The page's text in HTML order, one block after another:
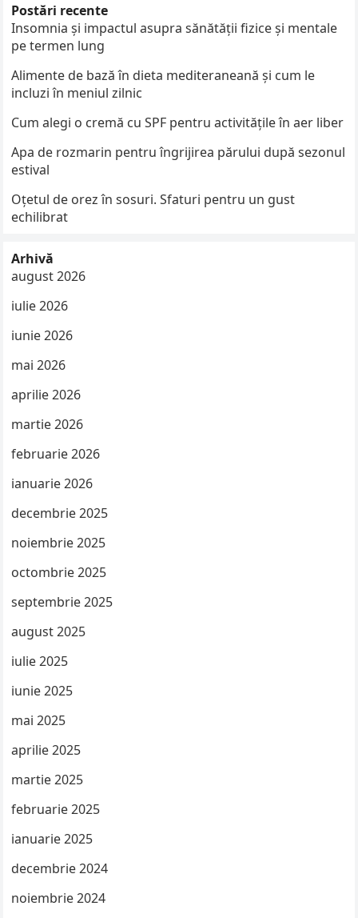
Postări recente
Insomnia și impactul asupra sănătății fizice și mentale
pe termen lung
Alimente de bază în dieta mediteraneană și cum le
incluzi în meniul zilnic
Cum alegi o cremă cu SPF pentru activitățile în aer liber
Apa de rozmarin pentru îngrijirea părului după sezonul
estival
Oțetul de orez în sosuri. Sfaturi pentru un gust
echilibrat
Arhivă
august 2026
iulie 2026
iunie 2026
mai 2026
aprilie 2026
martie 2026
februarie 2026
ianuarie 2026
decembrie 2025
noiembrie 2025
octombrie 2025
septembrie 2025
august 2025
iulie 2025
iunie 2025
mai 2025
aprilie 2025
martie 2025
februarie 2025
ianuarie 2025
decembrie 2024
noiembrie 2024